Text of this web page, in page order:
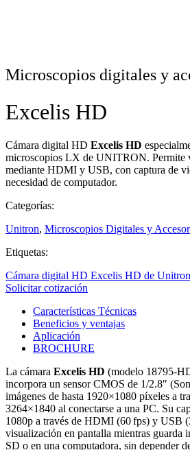
Microscopios digitales y
Excelis HD
Cámara digital HD Excelis HD
microscopios LX de UNITRON. Permite
mediante HDMI y USB, con captura de
necesidad de computador.
Categorías:
Unitron, Microscopios Digitales y
Etiquetas:
Cámara digital HD Excelis HD de Unitron
Solicitar cotización
Características Técnicas
Beneficios y ventajas
Aplicación
BROCHURE
La cámara Excelis HD (modelo
incorpora un sensor CMOS de 1/2.8″
imágenes de hasta 1920×1080 píxeles a
3264×1840 al conectarse a una PC. Su
1080p a través de HDMI (60 fps) y USB
visualización en pantalla mientras guarda
SD o en una computadora, sin depender